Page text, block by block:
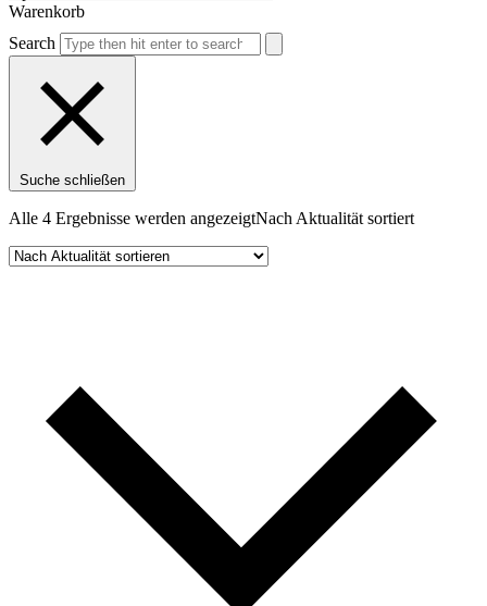
Warenkorb
Search
Suche schließen
Alle 4 Ergebnisse werden angezeigtNach Aktualität sortiert